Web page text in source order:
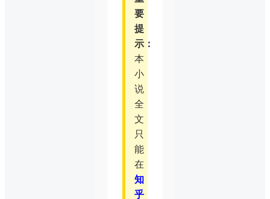
要
提
示：
本
小
说
全
文
只
能
在
知
乎